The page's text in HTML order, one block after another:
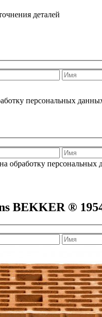
деталей
персональных
обработку персональных
BEKKER ®